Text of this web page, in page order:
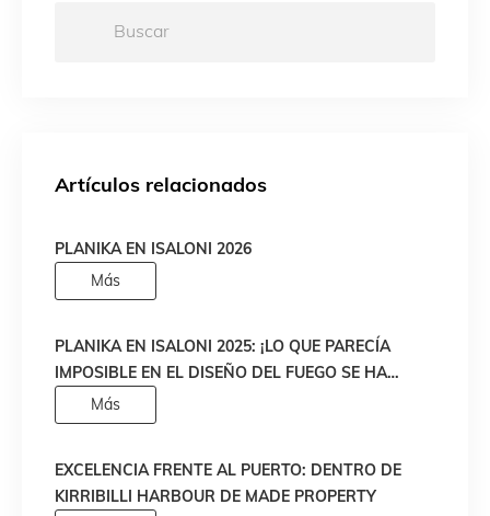
Artículos relacionados
PLANIKA EN ISALONI 2026
Más
PLANIKA EN ISALONI 2025: ¡LO QUE PARECÍA
IMPOSIBLE EN EL DISEÑO DEL FUEGO SE HA
HECHO REALIDAD!
Más
EXCELENCIA FRENTE AL PUERTO: DENTRO DE
KIRRIBILLI HARBOUR DE MADE PROPERTY